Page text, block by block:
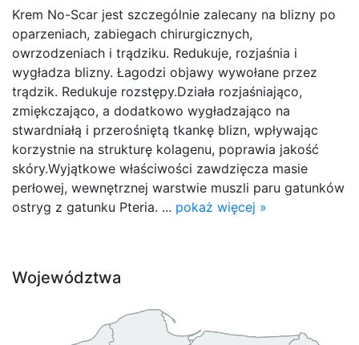
Krem No-Scar jest szczególnie zalecany na blizny po
oparzeniach, zabiegach chirurgicznych,
owrzodzeniach i trądziku. Redukuje, rozjaśnia i
wygładza blizny. Łagodzi objawy wywołane przez
trądzik. Redukuje rozstępy.Działa rozjaśniająco,
zmiękczająco, a dodatkowo wygładzająco na
stwardniałą i przerośniętą tkankę blizn, wpływając
korzystnie na strukturę kolagenu, poprawia jakość
skóry.Wyjątkowe właściwości zawdzięcza masie
perłowej, wewnętrznej warstwie muszli paru gatunków
ostryg z gatunku Pteria. ... pokaż więcej »
Województwa